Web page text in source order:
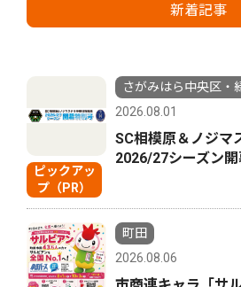
新着記事
ピックアッ
プ（PR）
さがみはら中央区・
2026.08.01
SC相模原＆ノジマ
2026/27シーズン
町田
2026.08.06